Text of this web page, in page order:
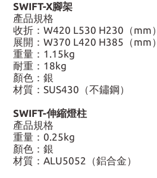
SWIFT-X腳架
產品規格
收折：W420 L530 H230（mm）
展開：W370 L420 H385（mm）
重量：1.15kg
耐重：18kg
顏色：銀
材質：SUS430（不鏽鋼）
SWIFT-伸縮燈柱
產品規格
重量：0.25kg
顏色：銀
材質：ALU5052（鋁合金）